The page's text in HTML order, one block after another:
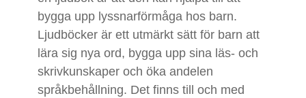
bygga upp lyssnarförmåga hos barn.
Ljudböcker är ett utmärkt sätt för barn att
lära sig nya ord, bygga upp sina läs- och
skrivkunskaper och öka andelen
språkbehållning. Det finns till och med